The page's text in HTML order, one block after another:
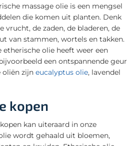
massage olie is een mengsel
die komen uit planten. Denk
vrucht, de zaden, de bladeren, de
van stammen, wortels en takken.
olie heeft weer een
een ontspannende geur
oliën zijn eucalyptus olie, lavendel
kopen
kopen kan uiteraard in onze
wordt gehaald uit bloemen,